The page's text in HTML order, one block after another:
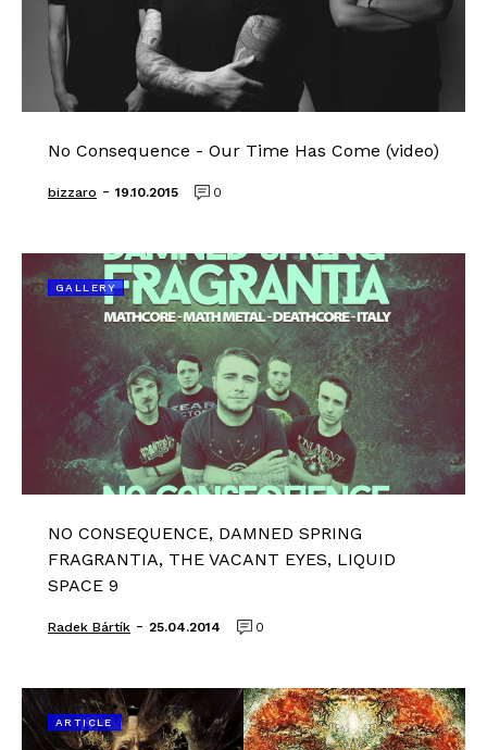
No Consequence - Our Time Has Come (video)
bizzaro - 19.10.2015 0
GALLERY
NO CONSEQUENCE, DAMNED SPRING
FRAGRANTIA, THE VACANT EYES, LIQUID
SPACE 9
Radek Bártík - 25.04.2014 0
ARTICLE